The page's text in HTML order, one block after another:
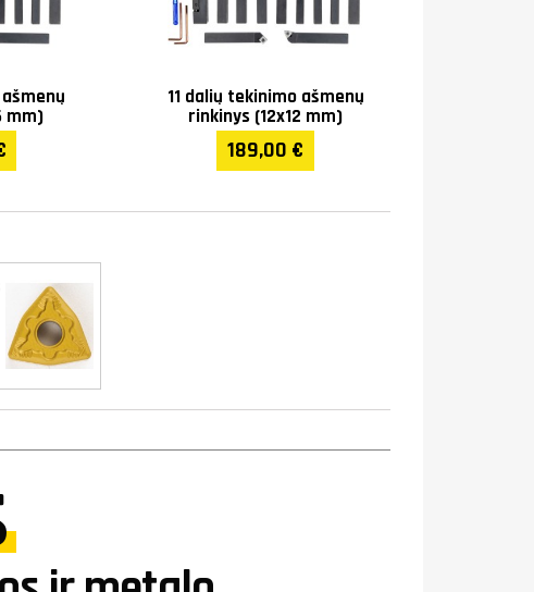
mm)
11 dalių tekinimo ašmenų
rinkinys (12x12 mm)
189,00 €